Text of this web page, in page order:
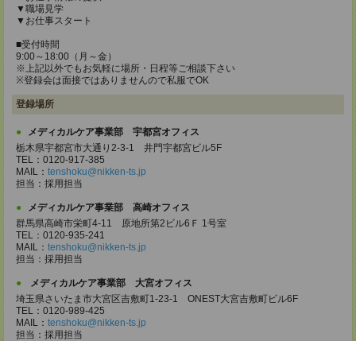
▼職場見学
▼お仕事スタート
■受付時間
9:00～18:00（月～金）
※上記以外でもお気軽に場所・日程等ご相談下さい
※登録会は面接ではありませんので私服でOK
登録場所
メディカルケア事業部 宇都宮オフィス
栃木県宇都宮市大通り2-3-1 井門宇都宮ビル5F
TEL：0120-917-385
MAIL： tenshoku@nikken-ts.jp
担当：採用担当
メディカルケア事業部 高崎オフィス
群馬県高崎市栄町4-11 原地所第2ビル6Ｆ 1号室
TEL：0120-935-241
MAIL： tenshoku@nikken-ts.jp
担当：採用担当
メディカルケア事業部 大宮オフィス
埼玉県さいたま市大宮区吉敷町1-23-1 ONEST大宮吉敷町ビル6F
TEL：0120-989-425
MAIL： tenshoku@nikken-ts.jp
担当：採用担当